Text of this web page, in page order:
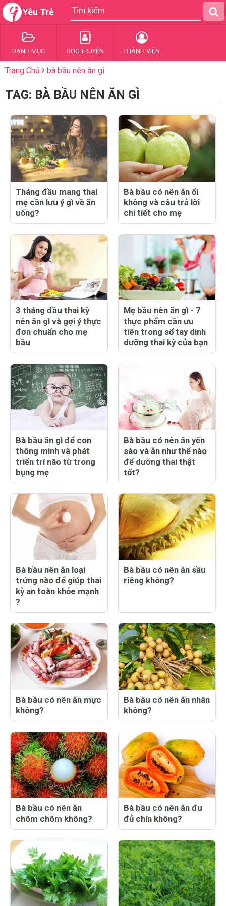
Yêu Trẻ
DANH MỤC ĐỌC TRUYỆN THÀNH VIÊN
Trang Chủ bà bầu nên ăn gì
TAG: BÀ BẦU NÊN ĂN GÌ
Tháng đầu mang thai
mẹ cần lưu ý gì về ăn
uống?
Bà bầu có nên ăn ổi
không và câu trả lời
chi tiết cho mẹ
3 tháng đầu thai kỳ
nên ăn gì và gợi ý thực
đơn chuẩn cho mẹ
bầu
Mẹ bầu nên ăn gì - 7
thực phẩm cần ưu
tiên trong sổ tay dinh
dưỡng thai kỳ của bạn
Bà bầu ăn gì để con
thông minh và phát
triển trí não từ trong
bụng mẹ
Bà bầu có nên ăn yến
sào và ăn như thế nào
để dưỡng thai thật
tốt?
Bà bầu nên ăn loại
trứng nào để giúp thai
kỳ an toàn khỏe mạnh
?
Bà bầu có nên ăn sầu
riêng không?
Bà bầu có nên ăn mực
không?
Bà bầu có nên ăn nhãn
không?
Bà bầu có nên ăn
chôm chôm không?
Bà bầu có nên ăn đu
đủ chín không?